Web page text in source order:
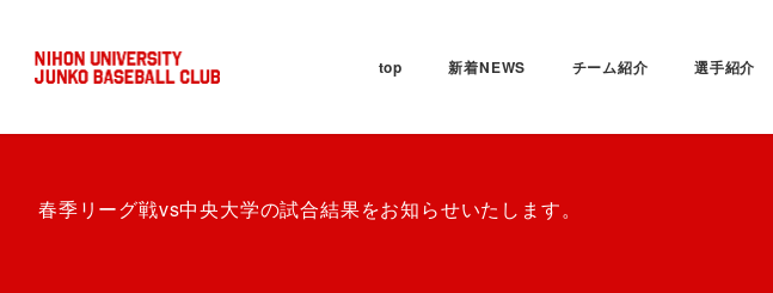
top 新着NEWS チーム紹介 選手紹介
春季リーグ戦vs中央大学の試合結果をお知らせいたします。